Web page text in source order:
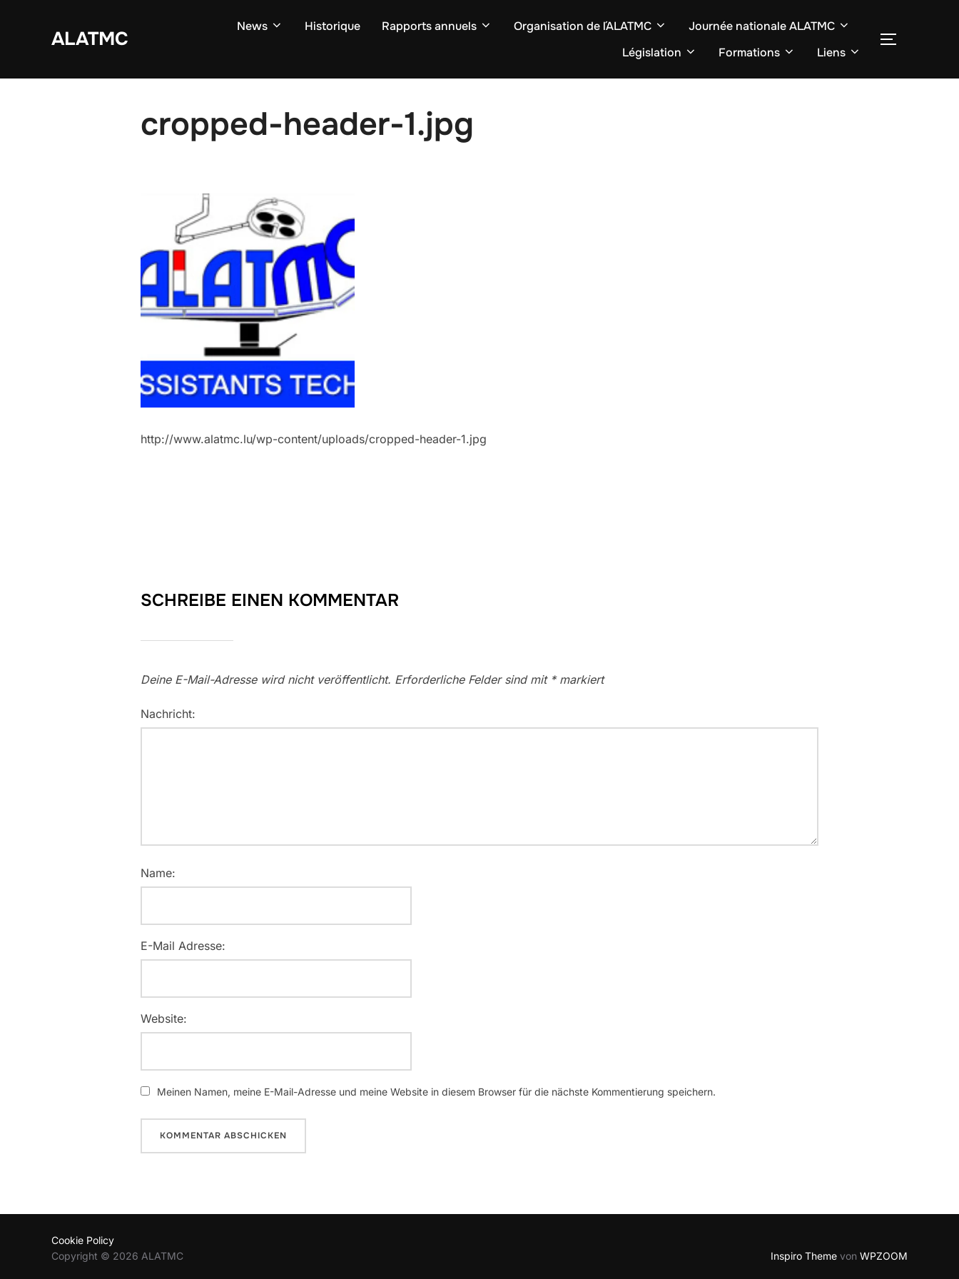
ALATMC
News Historique Rapports annuels Organisation de l´ALATMC
Journée nationale ALATMC
Législation
Formations Liens
cropped-header-1.jpg
http://www.alatmc.lu/wp-content/uploads/cropped-header-1.jpg
SCHREIBE EINEN KOMMENTAR
Deine E-Mail-Adresse wird nicht veröffentlicht. Erforderliche Felder sind mit *markiert
Nachricht:
Name:
E-Mail Adresse:
Website:
Meinen Namen, meine E-Mail-Adresse und meine Website in diesem Browser für die nächste Kommentierung speichern.
Cookie Policy
Copyright © 2026 ALATMC
Inspiro Theme von WPZOOM